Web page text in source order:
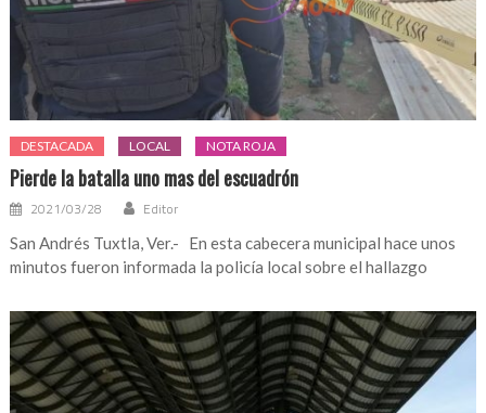
DESTACADA LOCAL NOTA ROJA
Pierde la batalla uno mas del escuadrón
2021/03/28 Editor
San Andrés Tuxtla, Ver.- En esta cabecera municipal hace unos
minutos fueron informada la policía local sobre el hallazgo